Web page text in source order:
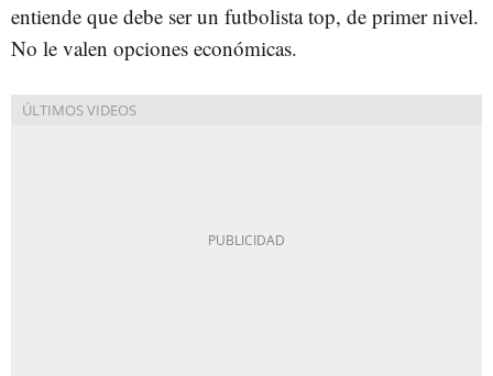
entiende que debe ser un futbolista top, de primer nivel.
No le valen opciones económicas.